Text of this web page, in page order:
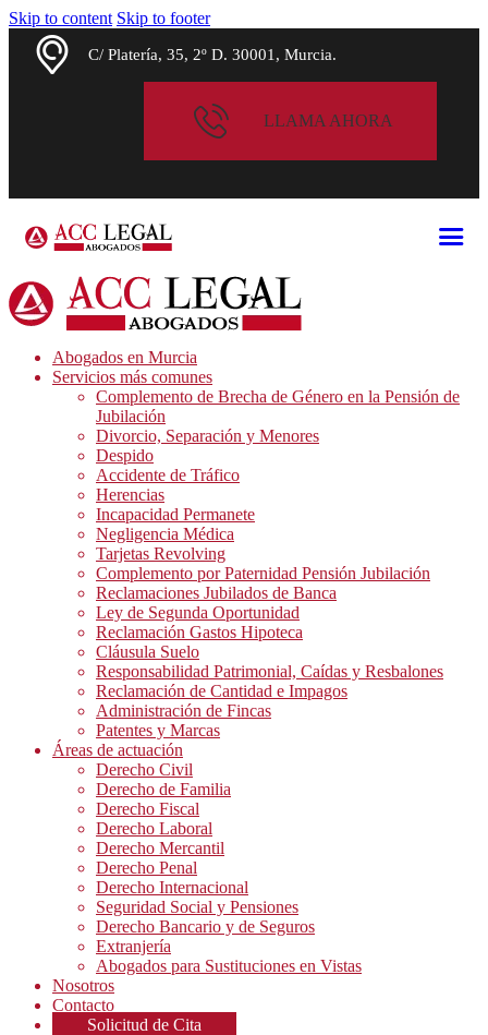
Skip to content Skip to footer
C/ Platería, 35, 2º D. 30001, Murcia.
LLAMA AHORA
Abogados en Murcia
Servicios más comunes
Complemento de Brecha de Género en la Pensión de
Jubilación
Divorcio, Separación y Menores
Despido
Accidente de Tráfico
Herencias
Incapacidad Permanete
Negligencia Médica
Tarjetas Revolving
Complemento por Paternidad Pensión Jubilación
Reclamaciones Jubilados de Banca
Ley de Segunda Oportunidad
Reclamación Gastos Hipoteca
Cláusula Suelo
Responsabilidad Patrimonial, Caídas y Resbalones
Reclamación de Cantidad e Impagos
Administración de Fincas
Patentes y Marcas
Áreas de actuación
Derecho Civil
Derecho de Familia
Derecho Fiscal
Derecho Laboral
Derecho Mercantil
Derecho Penal
Derecho Internacional
Seguridad Social y Pensiones
Derecho Bancario y de Seguros
Extranjería
Abogados para Sustituciones en Vistas
Nosotros
Contacto
Solicitud de Cita